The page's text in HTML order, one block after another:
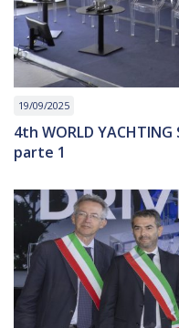
19/09/2025
4th WORLD YACHTING
parte 1